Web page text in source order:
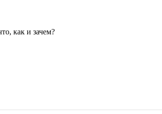
как и зачем?